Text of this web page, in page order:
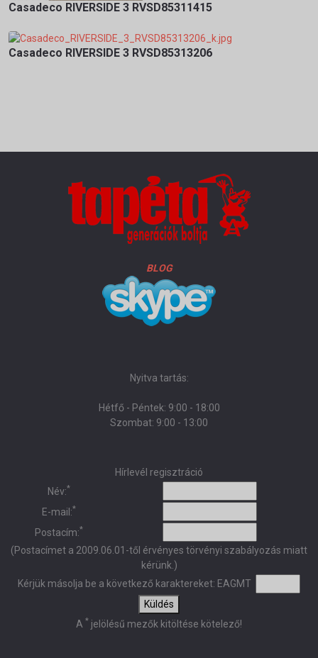
Casadeco RIVERSIDE 3 RVSD85311415
Casadeco RIVERSIDE 3 RVSD85313206
BLOG
Nyitva tartás:
Hétfő - Péntek: 9:00 - 18:00
Szombat: 9:00 - 13:00
Hírlevél regisztráció
Név:*
E-mail:*
Postacím:*
(Postacímet a 2009.06.01-től érvényes törvényi szabályozás miatt
kérünk.)
Kérjük másolja be a következő karaktereket: EAGMT
Küldés
A * jelölésű mezők kitöltése kötelező!